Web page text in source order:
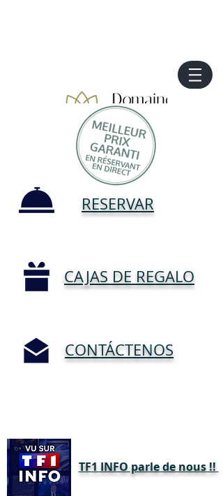
RESERVAR
CAJAS DE REGALO
CONTÁCTENOS
TF1 INFO parle de nous !!